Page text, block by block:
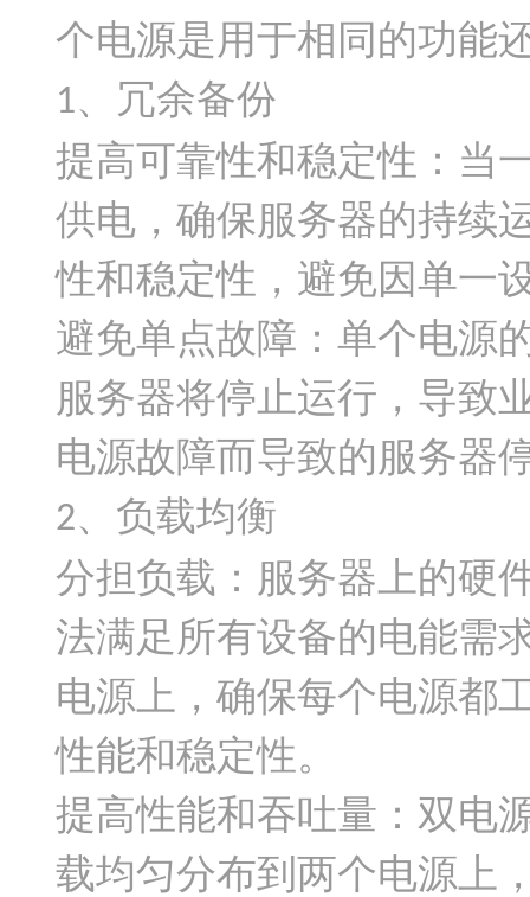
个电源是用于相同的功能
1、冗余备份
提高可靠性和稳定性：当
供电，确保服务器的持续
性和稳定性，避免因单一
避免单点故障：单个电源
服务器将停止运行，导致
电源故障而导致的服务器
2、负载均衡
分担负载：服务器上的硬
法满足所有设备的电能需
电源上，确保每个电源都
性能和稳定性。
提高性能和吞吐量：双电
载均匀分布到两个电源上